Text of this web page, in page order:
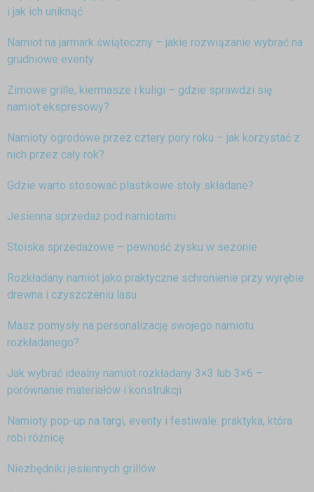
i jak ich uniknąć
Namiot na jarmark świąteczny – jakie rozwiązanie wybrać na
grudniowe eventy
Zimowe grille, kiermasze i kuligi – gdzie sprawdzi się
namiot ekspresowy?
Namioty ogrodowe przez cztery pory roku – jak korzystać z
nich przez cały rok?
Gdzie warto stosować plastikowe stoły składane?
Jesienna sprzedaż pod namiotami
Stoiska sprzedażowe – pewność zysku w sezonie
Rozkładany namiot jako praktyczne schronienie przy wyrębie
drewna i czyszczeniu lasu
Masz pomysły na personalizację swojego namiotu
rozkładanego?
Jak wybrać idealny namiot rozkładany 3×3 lub 3×6 –
porównanie materiałów i konstrukcji
Namioty pop-up na targi, eventy i festiwale: praktyka, która
robi różnicę
Niezbędniki jesiennych grillów